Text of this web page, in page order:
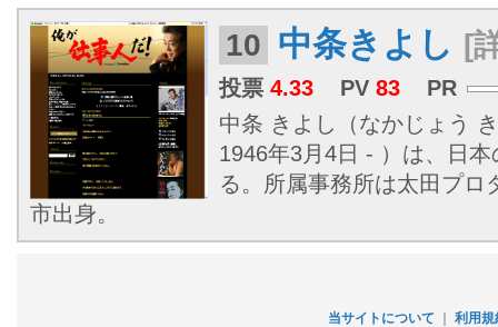
10 中条きよし [
投票 4.33 PV 83
PR
中条 きよし（なかじょう
1946年3月4日 - ）は、日
る。所属事務所は太田プロ
市出身。
当サイトについて 利用規